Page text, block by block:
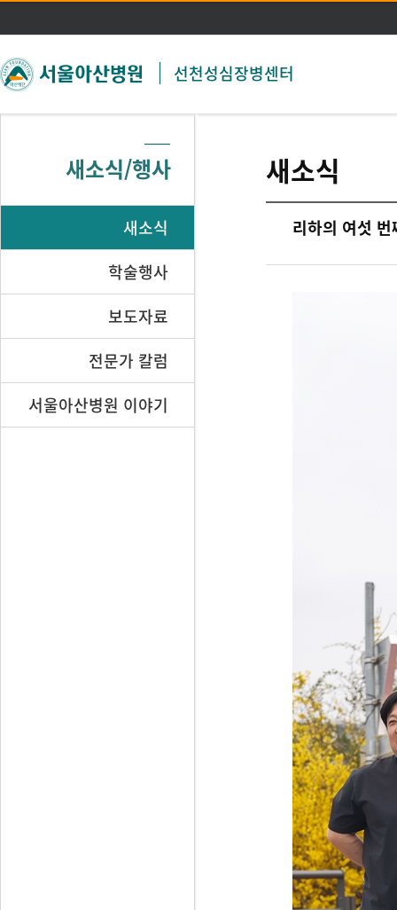
주메뉴 바로가기
본문 바로가기
선천성심장병센터
새소식/행사
새소식
학술행사
보도자료
전문가 칼럼
서울아산병원 이야기
새소식
리하의 여섯